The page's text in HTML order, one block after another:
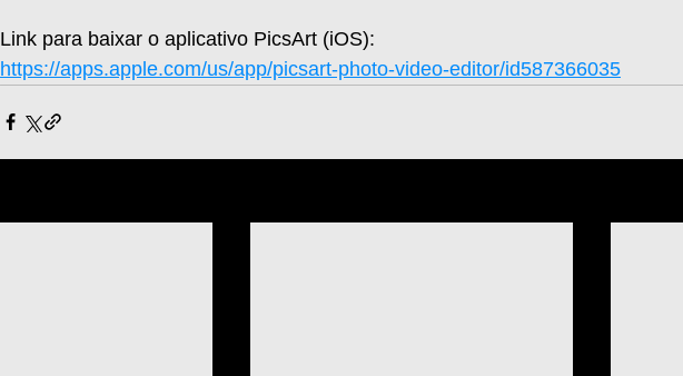
Link para baixar o aplicativo PicsArt (iOS):
https://apps.apple.com/us/app/picsart-photo-video-editor/id587366035